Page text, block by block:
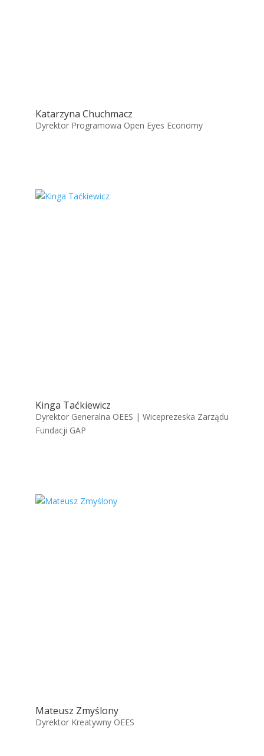
Katarzyna Chuchmacz
Dyrektor Programowa Open Eyes Economy
Kinga Taćkiewicz
Dyrektor Generalna OEES | Wiceprezeska Zarządu
Fundacji GAP
Mateusz Zmyślony
Dyrektor Kreatywny OEES